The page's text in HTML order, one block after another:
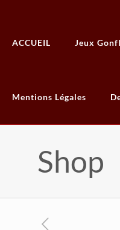
ACCUEIL Jeux
Mentions Légales
Shop